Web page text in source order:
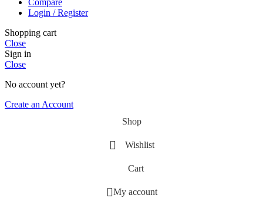
Login / Register
Shopping cart
Close
Sign in
Close
No account yet?
Create an Account
Shop
Wishlist
Cart
My account